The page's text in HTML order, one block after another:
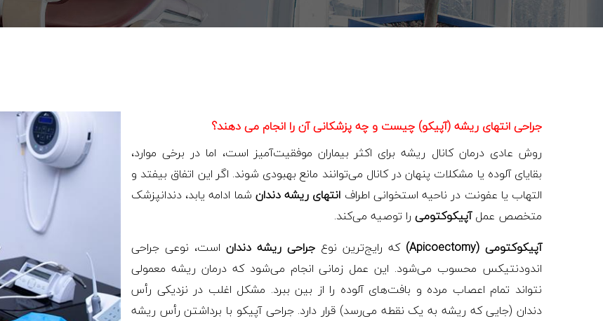
جراحی انتهای ریشه (آپیکو) چیست و چه پزشکانی آن را انجام می دهند؟
روش عادی درمان کانال ریشه برای اکثر بیماران موفقیت‌آمیز است، اما در برخی موارد،
بقایای آلوده یا مشکلات پنهان در کانال می‌توانند مانع بهبودی شوند. اگر این اتفاق بیفتد و
التهاب یا عفونت در ناحیه استخوانی اطراف انتهای ریشه دندان شما ادامه یابد، دندانپزشک
متخصص عملآپیکوکتومی را توصیه می‌کند.
آپیکوکتومی (Apicoectomy)
که رایج‌ترین نوع جراحی ریشه دندان است، نوعی جراحی
اندودنتیکس محسوب می‌شود. این عمل زمانی انجام می‌شود که درمان ریشه معمولی
نتواند تمام اعصاب مرده و بافت‌های آلوده را از بین ببرد. مشکل اغلب در نزدیکی رأس
دندان (جایی که ریشه به یک نقطه می‌رسد) قرار دارد. جراحی آپیکو با برداشتن رأس ریشه